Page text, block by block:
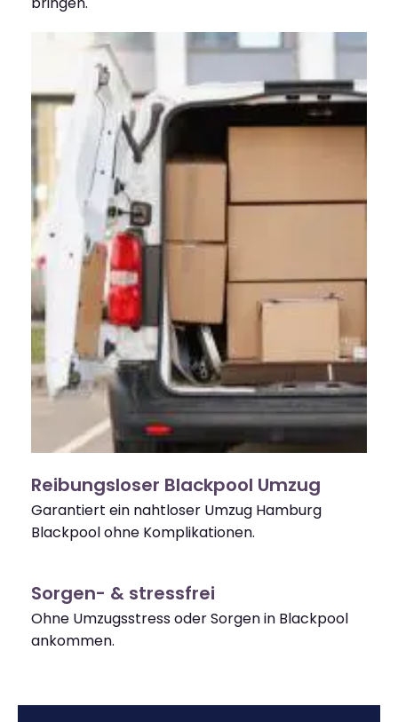
Reibungsloser Blackpool Umzug
Garantiert ein nahtloser Umzug Hamburg
Blackpool ohne Komplikationen.
Sorgen- & stressfrei
Ohne Umzugsstress oder Sorgen in Blackpool
ankommen.